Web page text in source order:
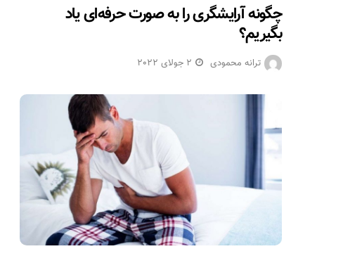
چگونه آرایشگری را به صورت حرفه‌ای یاد
بگیریم؟
ترانه محمودی 2 جولای 2022